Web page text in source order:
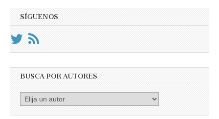
SÍGUENOS
BUSCA POR AUTORES
Busca